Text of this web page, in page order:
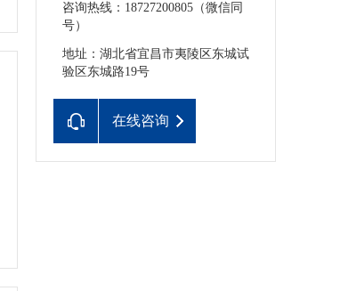
咨询热线：18727200805（微信同
号）
地址：湖北省宜昌市夷陵区东城试
验区东城路19号
在线咨询